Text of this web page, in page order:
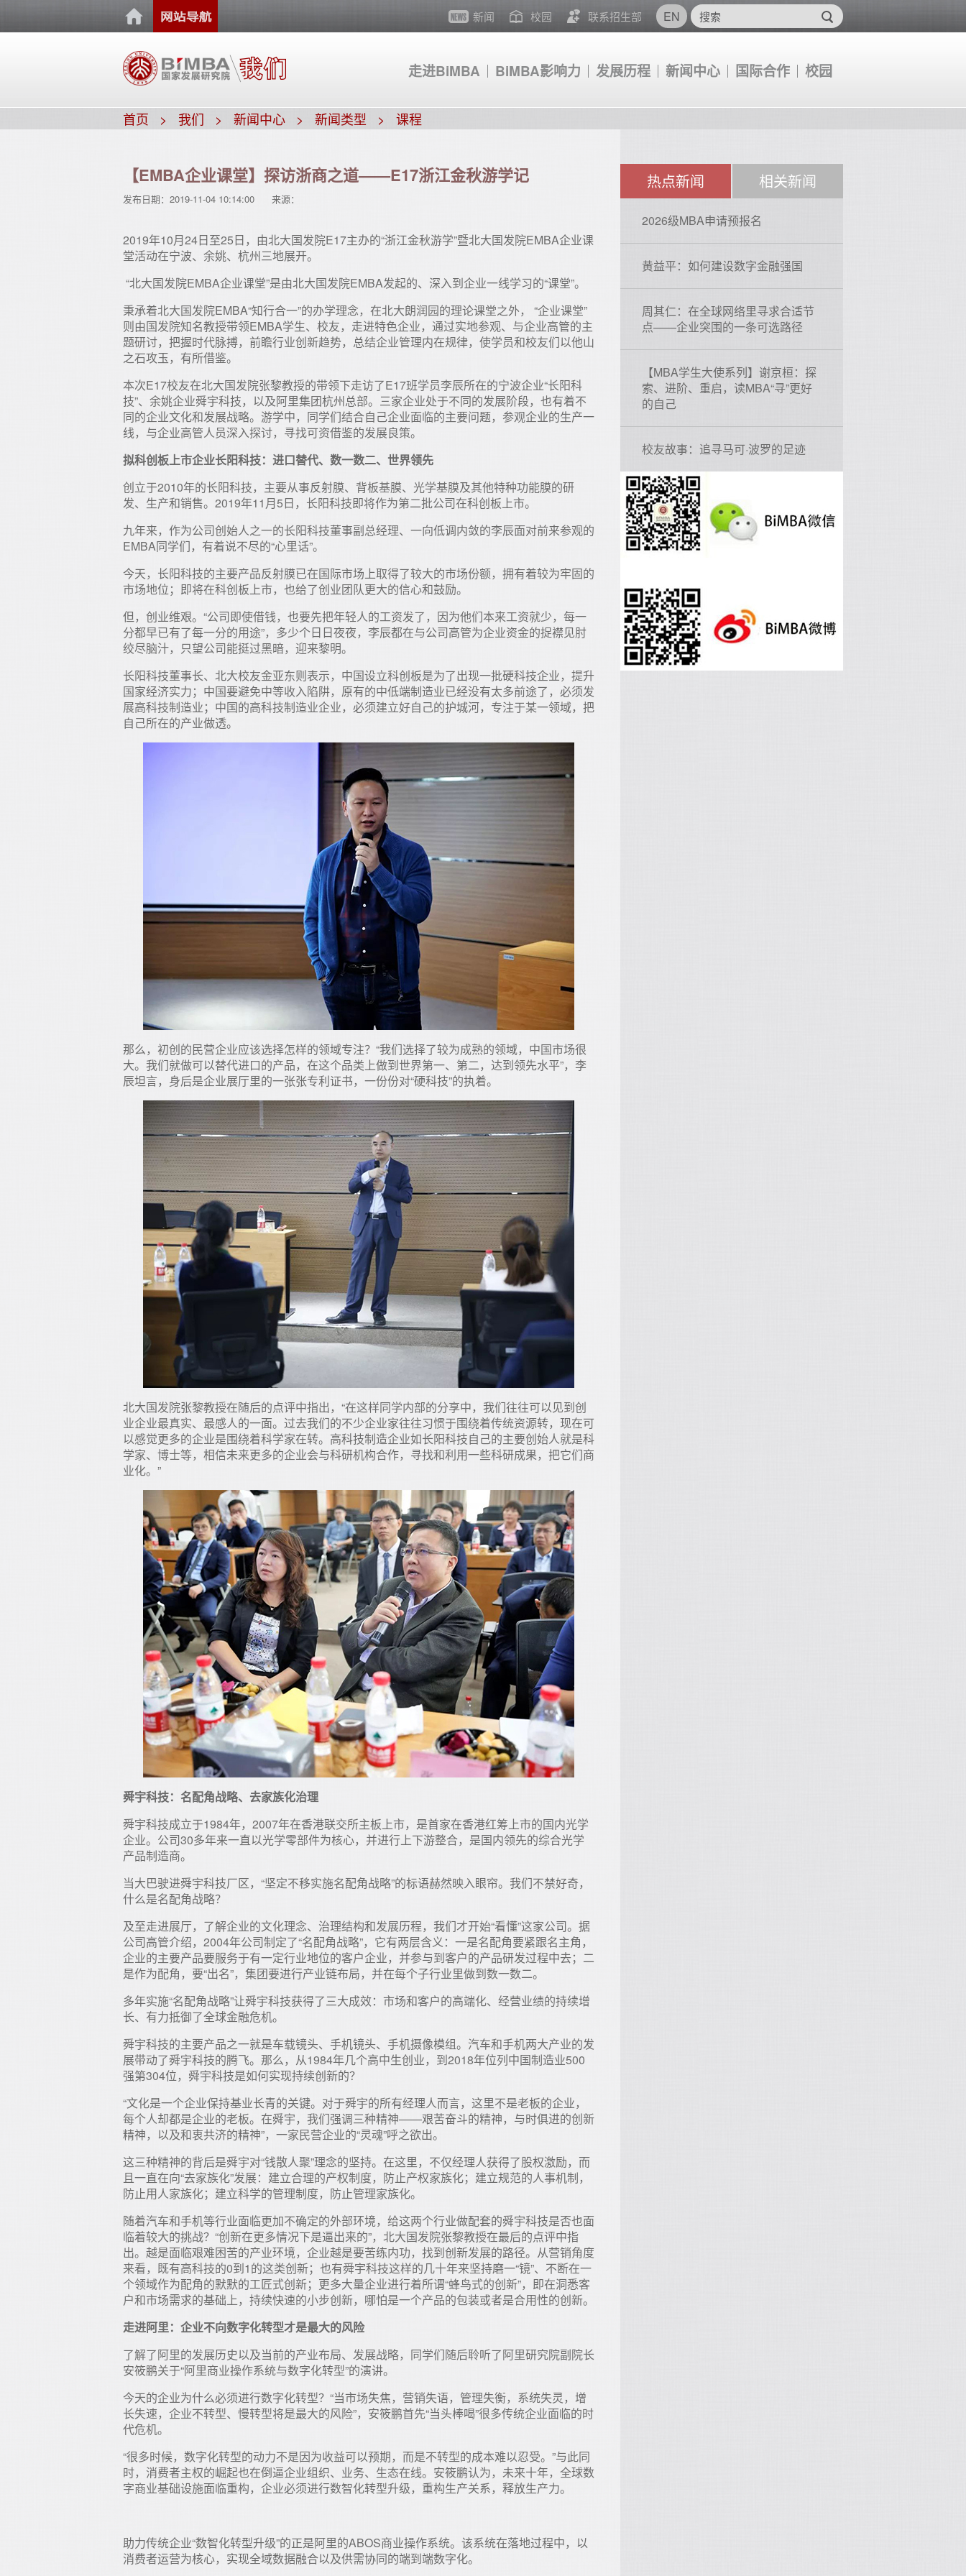
EN
走进BiMBA BiMBA影响力 发展历程 新闻中心 国际合作 校园
新闻 校园 联系招生部
首页 我们 新闻中心 新闻类型 课程
【EMBA企业课堂】探访浙商之道——E17浙江金秋游学记
发布日期： 2019-11-04 10:14:00 来源：
2019年10月24日至25日，由北大国发院E17主办的“浙江金秋游学”暨北大国发院EMBA企业课
堂活动在宁波、余姚、杭州三地展开。
“北大国发院EMBA企业课堂”是由北大国发院EMBA发起的、深入到企业一线学习的“课堂”。
秉承着北大国发院EMBA“知行合一”的办学理念，在北大朗润园的理论课堂之外， “企业课堂”
则由国发院知名教授带领EMBA学生、校友，走进特色企业，通过实地参观、与企业高管的主
题研讨，把握时代脉搏，前瞻行业创新趋势，总结企业管理内在规律，使学员和校友们以他山
之石攻玉，有所借鉴。
本次E17校友在北大国发院张黎教授的带领下走访了E17班学员李辰所在的宁波企业“长阳科
技”、余姚企业舜宇科技，以及阿里集团杭州总部。三家企业处于不同的发展阶段，也有着不
同的企业文化和发展战略。游学中，同学们结合自己企业面临的主要问题，参观企业的生产一
线，与企业高管人员深入探讨，寻找可资借鉴的发展良策。
拟科创板上市企业长阳科技：进口替代、数一数二、世界领先
创立于2010年的长阳科技，主要从事反射膜、背板基膜、光学基膜及其他特种功能膜的研
发、生产和销售。2019年11月5日，长阳科技即将作为第二批公司在科创板上市。
九年来，作为公司创始人之一的长阳科技董事副总经理、一向低调内敛的李辰面对前来参观的
EMBA同学们，有着说不尽的“心里话”。
今天，长阳科技的主要产品反射膜已在国际市场上取得了较大的市场份额，拥有着较为牢固的
市场地位；即将在科创板上市，也给了创业团队更大的信心和鼓励。
但，创业维艰。“公司即使借钱，也要先把年轻人的工资发了，因为他们本来工资就少，每一
分都早已有了每一分的用途”，多少个日日夜夜，李辰都在与公司高管为企业资金的捉襟见肘
绞尽脑汁，只望公司能挺过黑暗，迎来黎明。
长阳科技董事长、北大校友金亚东则表示，中国设立科创板是为了出现一批硬科技企业，提升
国家经济实力；中国要避免中等收入陷阱，原有的中低端制造业已经没有太多前途了，必须发
展高科技制造业；中国的高科技制造业企业，必须建立好自己的护城河，专注于某一领域，把
自己所在的产业做透。
那么，初创的民营企业应该选择怎样的领域专注？“我们选择了较为成熟的领域，中国市场很
大。我们就做可以替代进口的产品，在这个品类上做到世界第一、第二，达到领先水平”，李
辰坦言，身后是企业展厅里的一张张专利证书，一份份对“硬科技”的执着。
北大国发院张黎教授在随后的点评中指出，“在这样同学内部的分享中，我们往往可以见到创
业企业最真实、最感人的一面。过去我们的不少企业家往往习惯于围绕着传统资源转，现在可
以感觉更多的企业是围绕着科学家在转。高科技制造企业如长阳科技自己的主要创始人就是科
学家、博士等，相信未来更多的企业会与科研机构合作，寻找和利用一些科研成果，把它们商
业化。”
舜宇科技：名配角战略、去家族化治理
舜宇科技成立于1984年，2007年在香港联交所主板上市，是首家在香港红筹上市的国内光学
企业。公司30多年来一直以光学零部件为核心，并进行上下游整合，是国内领先的综合光学
产品制造商。
当大巴驶进舜宇科技厂区，“坚定不移实施名配角战略”的标语赫然映入眼帘。我们不禁好奇，
什么是名配角战略？
及至走进展厅，了解企业的文化理念、治理结构和发展历程，我们才开始“看懂”这家公司。据
公司高管介绍，2004年公司制定了“名配角战略”，它有两层含义：一是名配角要紧跟名主角，
企业的主要产品要服务于有一定行业地位的客户企业，并参与到客户的产品研发过程中去；二
是作为配角，要“出名”，集团要进行产业链布局，并在每个子行业里做到数一数二。
多年实施“名配角战略”让舜宇科技获得了三大成效：市场和客户的高端化、经营业绩的持续增
长、有力抵御了全球金融危机。
舜宇科技的主要产品之一就是车载镜头、手机镜头、手机摄像模组。汽车和手机两大产业的发
展带动了舜宇科技的腾飞。那么，从1984年几个高中生创业，到2018年位列中国制造业500
强第304位，舜宇科技是如何实现持续创新的？
“文化是一个企业保持基业长青的关键。对于舜宇的所有经理人而言，这里不是老板的企业，
每个人却都是企业的老板。在舜宇，我们强调三种精神——艰苦奋斗的精神，与时俱进的创新
精神，以及和衷共济的精神”，一家民营企业的“灵魂”呼之欲出。
这三种精神的背后是舜宇对“钱散人聚”理念的坚持。在这里，不仅经理人获得了股权激励，而
且一直在向“去家族化”发展：建立合理的产权制度，防止产权家族化；建立规范的人事机制，
防止用人家族化；建立科学的管理制度，防止管理家族化。
随着汽车和手机等行业面临更加不确定的外部环境，给这两个行业做配套的舜宇科技是否也面
临着较大的挑战？“创新在更多情况下是逼出来的”，北大国发院张黎教授在最后的点评中指
出。越是面临艰难困苦的产业环境，企业越是要苦练内功，找到创新发展的路径。从营销角度
来看，既有高科技的0到1的这类创新；也有舜宇科技这样的几十年来坚持磨一“镜”、不断在一
个领域作为配角的默默的工匠式创新；更多大量企业进行着所谓“蜂鸟式的创新”，即在洞悉客
户和市场需求的基础上，持续快速的小步创新，哪怕是一个产品的包装或者是合用性的创新。
走进阿里：企业不向数字化转型才是最大的风险
了解了阿里的发展历史以及当前的产业布局、发展战略，同学们随后聆听了阿里研究院副院长
安筱鹏关于“阿里商业操作系统与数字化转型”的演讲。
今天的企业为什么必须进行数字化转型？“当市场失焦，营销失语，管理失衡，系统失灵，增
长失速，企业不转型、慢转型将是最大的风险”，安筱鹏首先“当头棒喝”很多传统企业面临的时
代危机。
“很多时候，数字化转型的动力不是因为收益可以预期，而是不转型的成本难以忍受。”与此同
时，消费者主权的崛起也在倒逼企业组织、业务、生态在线。安筱鹏认为，未来十年，全球数
字商业基础设施面临重构，企业必须进行数智化转型升级，重构生产关系，释放生产力。
助力传统企业“数智化转型升级”的正是阿里的ABOS商业操作系统。该系统在落地过程中，以
消费者运营为核心，实现全域数据融合以及供需协同的端到端数字化。
热点新闻 相关新闻
2026级MBA申请预报名
黄益平：如何建设数字金融强国
周其仁：在全球网络里寻求合适节
点——企业突围的一条可选路径
【MBA学生大使系列】谢京桓：探
索、进阶、重启，读MBA“寻”更好
的自己
校友故事：追寻马可·波罗的足迹